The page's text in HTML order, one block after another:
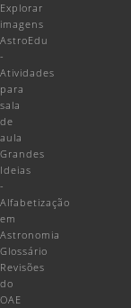
Explorar
imagens
AstroEdu
-
Atividades
para
sala
de
aula
Grandes
Ideias
-
Alfabetização
em
Astronomia
Glossário
Revisões
do
OAE